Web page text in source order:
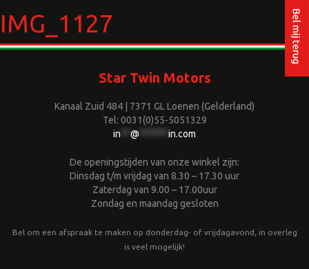
IMG_1127
Star Twin Motors
Kanaal Zuid 484 | 7371 GL Loenen (Gelderland)
Tel: 0031(0)55-5051329
in
@ in.com
De openingstijden van onze winkel zijn:
Dinsdag t/m vrijdag van 8.30 – 17.30 uur
Zaterdag van 9.00 – 17.00uur
Zondag en maandag gesloten
Bel om een afspraak te maken op donderdag- of vrijdagavond, in overleg
is veel mogelijk!